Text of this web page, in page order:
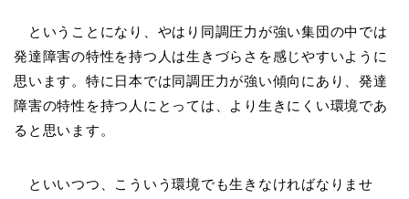
ということになり、やはり同調圧力が強い集団の中では
発達障害の特性を持つ人は生きづらさを感じやすいように
思います。特に日本では同調圧力が強い傾向にあり、発達
障害の特性を持つ人にとっては、より生きにくい環境であ
ると思います。
といいつつ、こういう環境でも生きなければなりませ